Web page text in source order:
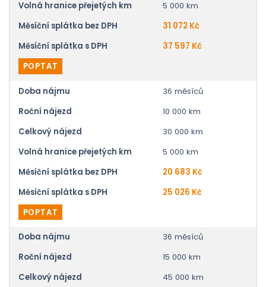
Volná hranice přejetých km
5 000 km
Měsíční splátka bez DPH
31 072 Kč
Měsíční splátka s DPH
37 597 Kč
POPTAT
Doba nájmu
36 měsíců
Roční nájezd
10 000 km
Celkový nájezd
30 000 km
Volná hranice přejetých km
5 000 km
Měsíční splátka bez DPH
20 683 Kč
Měsíční splátka s DPH
25 026 Kč
POPTAT
Doba nájmu
36 měsíců
Roční nájezd
15 000 km
Celkový nájezd
45 000 km